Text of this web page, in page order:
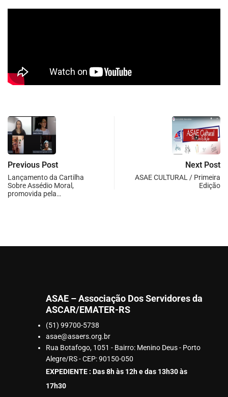
Previous Post
Lançamento da Cartilha
Sobre Assédio Moral,
promovida pela…
Next Post
ASAE CULTURAL / Primeira
Edição
ASAE – Associação Dos Servidores da
ASCAR/EMATER-RS
(51) 99700-5738
asae@asaers.org.br
Rua Botafogo, 1051 - Bairro: Menino Deus - Porto
Alegre/RS - CEP: 90150-050
EXPEDIENTE : Das 8h às 12h e das 13h30 às
17h30